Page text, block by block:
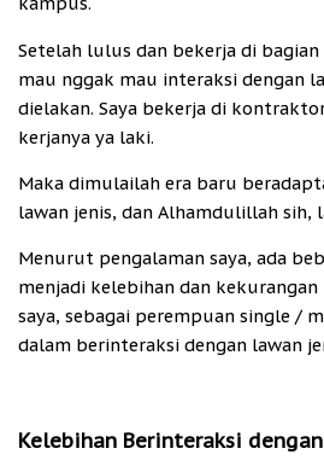
Setelah lulus dan bekerja di
mau nggak mau interaksi dengan
dielakan. Saya bekerja di
kerjanya ya laki.
Maka dimulailah era baru
lawan jenis, dan Alhamdulillah sih,
Menurut pengalaman saya, ada
menjadi kelebihan dan
saya, sebagai perempuan single /
dalam berinteraksi dengan lawan
Kelebihan Berinteraksi